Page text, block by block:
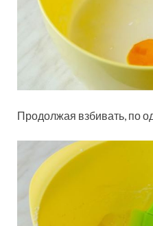
Продолжая взбивать, по